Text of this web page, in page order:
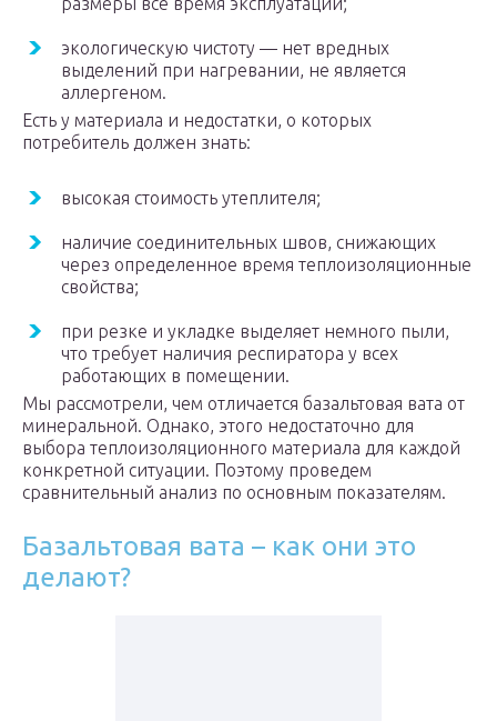
экологическую чистоту — нет вредных
выделений при нагревании, не является
аллергеном.
Есть у материала и недостатки, о которых
потребитель должен знать:
высокая стоимость утеплителя;
наличие соединительных швов, снижающих
через определенное время теплоизоляционные
свойства;
при резке и укладке выделяет немного пыли,
что требует наличия респиратора у всех
работающих в помещении.
Мы рассмотрели, чем отличается базальтовая вата от
минеральной. Однако, этого недостаточно для
выбора теплоизоляционного материала для каждой
конкретной ситуации. Поэтому проведем
сравнительный анализ по основным показателям.
Базальтовая вата – как они это
делают?